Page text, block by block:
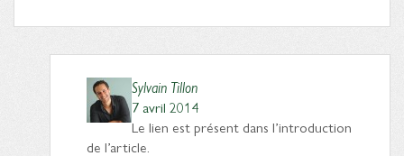
Sylvain Tillon
7 avril 2014
Le lien est présent dans l’introduction
de l’article.